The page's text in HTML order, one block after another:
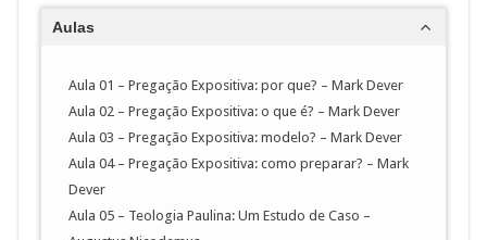
Aulas
Aula 01 – Pregação Expositiva: por que? – Mark Dever
Aula 02 – Pregação Expositiva: o que é? – Mark Dever
Aula 03 – Pregação Expositiva: modelo? – Mark Dever
Aula 04 – Pregação Expositiva: como preparar? – Mark
Dever
Aula 05 – Teologia Paulina: Um Estudo de Caso –